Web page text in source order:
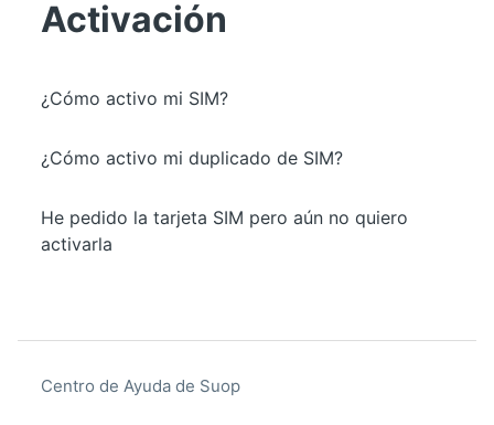
Activación
¿Cómo activo mi SIM?
¿Cómo activo mi duplicado de SIM?
He pedido la tarjeta SIM pero aún no quiero
activarla
Centro de Ayuda de Suop